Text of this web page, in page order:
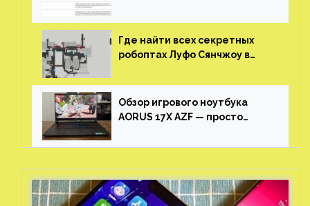
Где найти всех секретных
робоптах Луфо Сянчжоу в
Обзор игрового ноутбука
AORUS 17X AZF — просто